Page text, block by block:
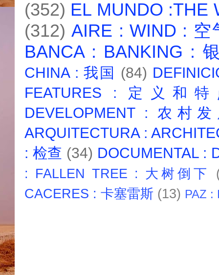
(352) EL MUNDO :THE
(312) AIRE : WIND : 空
BANCA : BANKING :
CHINA : 我国 (84)
FEATURES : 定义和
DEVELOPMENT : 农村
ARQUITECTURA :
: 检查 (34) DOCUMENTAL :
: FALLEN TREE : 大树倒下
CACERES : 卡塞雷斯 (13) PAZ :